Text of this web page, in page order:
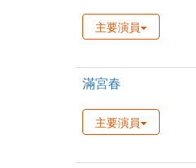
主要演員
滿宮春
主要演員